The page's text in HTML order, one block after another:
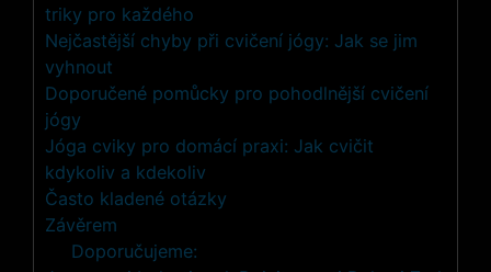
triky pro každého
Nejčastější chyby při cvičení jógy: Jak se jim
vyhnout
Doporučené pomůcky pro pohodlnější ‌cvičení
jógy
Jóga‌ cviky pro domácí⁤ praxi: Jak cvičit
kdykoliv⁣ a kdekoliv
Často ⁣kladené otázky
Závěrem
Doporučujeme: